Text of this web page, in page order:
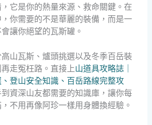
它是你的熱量來源、救命關鍵。在
你需要的不是華麗的裝備，而是一
讓你絕望的瓦斯罐。
山瓦斯、爐頭挑選以及冬季百岳裝
走冤枉路。直接上山道具攻略誌｜
登山安全知識、百岳路線完整攻
資深山友都需要的知識庫，讓你每
不用再像阿珍一樣用身體換經驗。